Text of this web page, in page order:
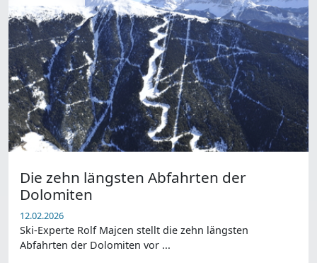
Die zehn längsten Abfahrten der
Dolomiten
12.02.2026
Ski-Experte Rolf Majcen stellt die zehn längsten
Abfahrten der Dolomiten vor ...